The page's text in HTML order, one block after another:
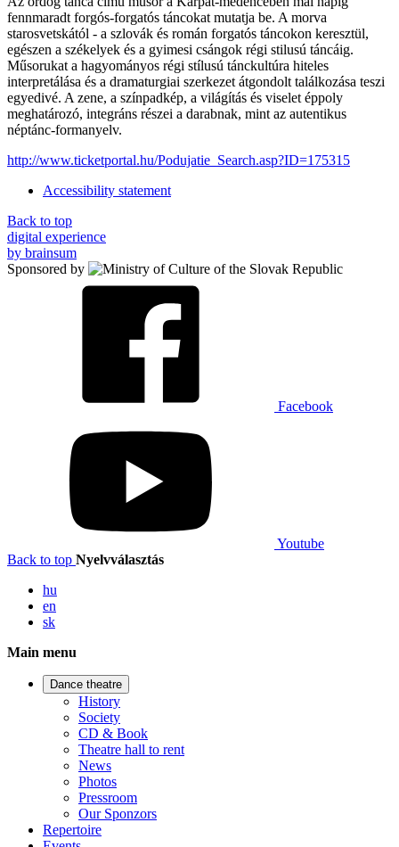
fennmaradt forgós-forgatós táncokat mutatja be. A morva
starosvetskától - a szlovák és román forgatós táncokon keresztül,
egészen a székelyek és a gyimesi csángok régi stilusú táncáig.
Műsorukat a hagyományos régi stílusú tánckultúra hiteles
interpretálása és a dramaturgiai szerkezet átgondolt találkozása teszi
egyedivé. A zene, a színpadkép, a világítás és viselet éppoly
meghatározó, integráns részei a darabnak, mint az autentikus
néptánc-formanyelv.
http://www.ticketportal.hu/Podujatie_Search.asp?ID=175315
Accessibility statement
Back to top
digital experience
by brainsum
Sponsored by
Facebook
Youtube
Back to top Nyelvválasztás
hu
en
sk
Main menu
Dance theatre
History
Society
CD & Book
Theatre hall to rent
News
Photos
Pressroom
Our Sponzors
Repertoire